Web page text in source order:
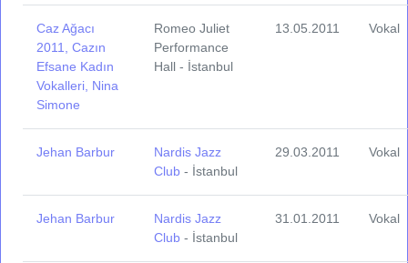
Caz Ağacı
2011, Cazın
Efsane Kadın
Vokalleri, Nina
Simone
Romeo Juliet
Performance
Hall - İstanbul
13.05.2011 Vokal
Jehan Barbur
Nardis Jazz
Club - İstanbul
29.03.2011 Vokal
Jehan Barbur
Nardis Jazz
Club - İstanbul
31.01.2011 Vokal